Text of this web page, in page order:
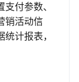
付参数、
销活动信
计报表，